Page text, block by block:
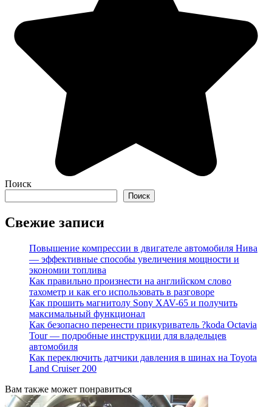
Поиск
Поиск
Свежие записи
Повышение компрессии в двигателе автомобиля Нива
— эффективные способы увеличения мощности и
экономии топлива
Как правильно произнести на английском слово
тахометр и как его использовать в разговоре
Как прошить магнитолу Sony XAV-65 и получить
максимальный функционал
Как безопасно перенести прикуриватель ?koda Octavia
Tour — подробные инструкции для владельцев
автомобиля
Как переключить датчики давления в шинах на Toyota
Land Cruiser 200
Вам также может понравиться